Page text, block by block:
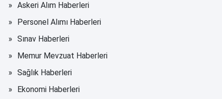
Askeri Alım Haberleri
Personel Alımı Haberleri
Sınav Haberleri
Memur Mevzuat Haberleri
Sağlık Haberleri
Ekonomi Haberleri